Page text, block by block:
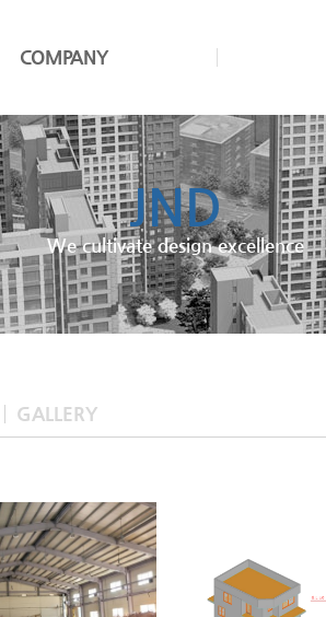
COMPANY
JND
We cultivate design excellence
GALLERY